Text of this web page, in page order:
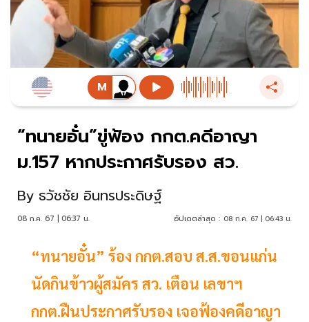
“ทนายอั๋น”ขู่ฟ้อง กกต.คดีอาญา
ม.157 หากประกาศรับรอง สว.
By ธวัชชัย อินทรประดิษฐ์
08 ก.ค. 67 | 06:37 น. อัปเดตล่าสุด : 08 ก.ค. 67 | 06:43 น.
“ทนายอั๋น” ร้อง กกต.สอบ ส.ส.ขอนแก่น
นัดกินข้าวผู้สมัคร สว. เตือน เลขาฯ
กกต.ฝืนประกาศรับรอง เจอฟ้องคดีอาญา